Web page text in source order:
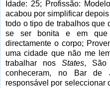
Idade: 25; Profissão:
acabou por simplificar
todo o tipo de trabalhos que
se ser bonita e em
directamente o corpo;
uma cidade que não me
trabalhar nos States, São
conheceram, no Bar
responsável por seleccionar